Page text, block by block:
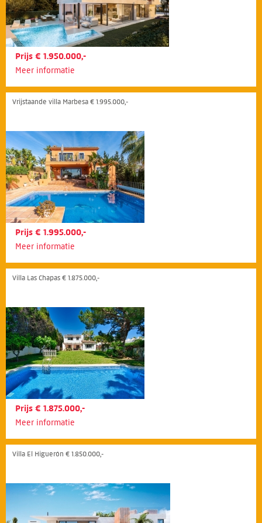
Prijs € 1.950.000,-
Meer informatie
Vrijstaande villa Marbesa € 1.995.000,-
Prijs € 1.995.000,-
Meer informatie
Villa Las Chapas € 1.875.000,-
Prijs € 1.875.000,-
Meer informatie
Villa El Higuerón € 1.850.000,-